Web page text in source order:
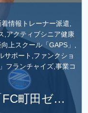
情報トレーナー派遣,
,アクティブシニア健康
上スクール「GAPS」,
サポート,ファンクショ
フランチャイズ,事業コ
弊社代表 山本晃永が「FC町田ゼルビア メディカルアドバイザー」に就任いたしました！